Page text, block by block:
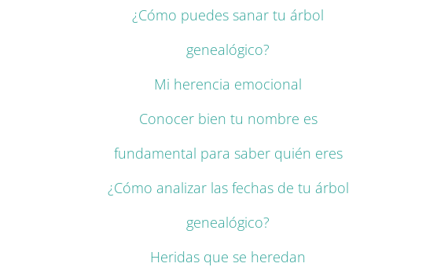
¿Cómo puedes sanar tu árbol
genealógico?
Mi herencia emocional
Conocer bien tu nombre es
fundamental para saber quién eres
¿Cómo analizar las fechas de tu árbol
genealógico?
Heridas que se heredan